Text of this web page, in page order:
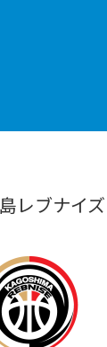
レブナイ